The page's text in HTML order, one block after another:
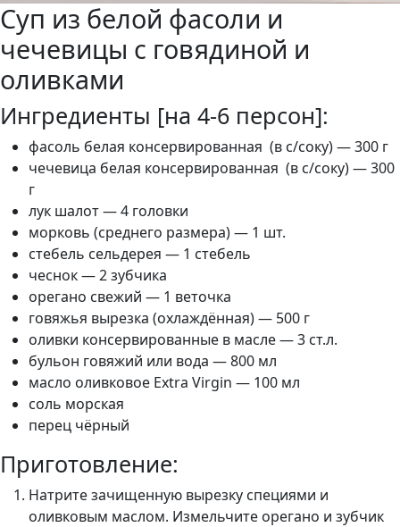
Суп из белой фасоли и
чечевицы с говядиной и
оливками
Ингредиенты [на 4-6 персон]:
фасоль белая консервированная (в с/соку) — 300 г
чечевица белая консервированная (в с/соку) — 300
г
лук шалот — 4 головки
морковь (среднего размера) — 1 шт.
стебель сельдерея — 1 стебель
чеснок — 2 зубчика
орегано свежий — 1 веточка
говяжья вырезка (охлаждённая) — 500 г
оливки консервированные в масле — 3 ст.л.
бульон говяжий или вода — 800 мл
масло оливковое Extra Virgin — 100 мл
соль морская
перец чёрный
Приготовление:
Натрите зачищенную вырезку специями и
оливковым маслом. Измельчите орегано и зубчик